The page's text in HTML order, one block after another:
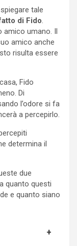
tale
di Fido
amico umano. Il
amico anche
risulta essere
Fido
Di
l’odore si fa
a percepirlo.
determina il
due
quanto questi
e quanto siano